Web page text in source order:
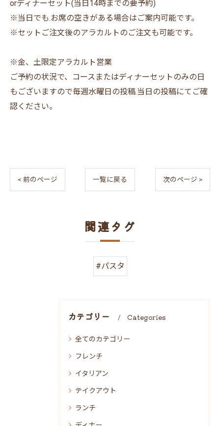
orディナーセット(当日14時までの要予約)
※当日でも.お席の空きがある場合はご案内可能です。
※セットご注文後のアラカルトのご注文も可能です。
※金、土限定アラカルト営業
ご予約の状況で、コースまたはディナーセットのみの日
もございますので毎週水曜日の投稿.当日の投稿にてご確
認ください。
< 前のページ 一覧に戻る 次のページ >
関連タグ
#パスタ
カテゴリー Categories
全てのカテゴリー
フレンチ
イタリアン
テイクアウト
ランチ